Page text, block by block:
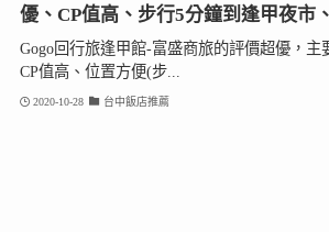
優、CP值高、步行5分鐘到逢甲夜市、
Gogo回行旅逢甲館-富盛商旅的評價超優，主
CP值高、位置方便(步...
2020-10-28 台中飯店推薦